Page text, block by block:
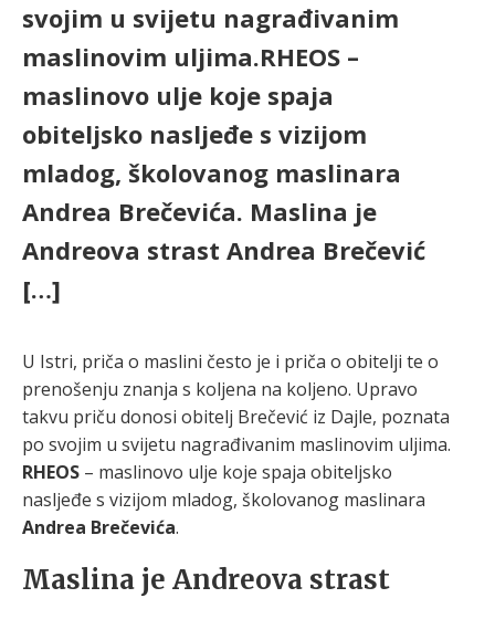
svojim u svijetu nagrađivanim
maslinovim uljima.RHEOS –
maslinovo ulje koje spaja
obiteljsko nasljeđe s vizijom
mladog, školovanog maslinara
Andrea Brečevića. Maslina je
Andreova strast Andrea Brečević
[…]
U Istri, priča o maslini često je i priča o obitelji te o
prenošenju znanja s koljena na koljeno. Upravo
takvu priču donosi obitelj Brečević iz Dajle, poznata
po svojim u svijetu nagrađivanim maslinovim uljima.
RHEOS – maslinovo ulje koje spaja obiteljsko
nasljeđe s vizijom mladog, školovanog maslinara
Andrea Brečevića.
Maslina je Andreova strast